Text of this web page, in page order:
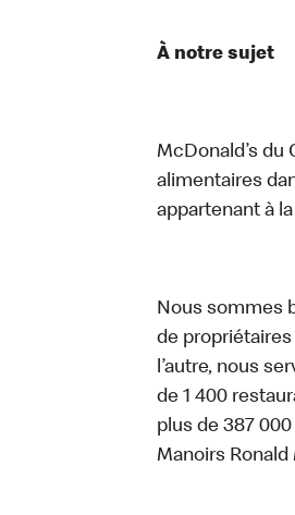
À notre sujet
McDonald’s du
alimentaires
appartenant à
Nous sommes
de
l’autre, nous
de 1 400
plus de 387
Manoirs Ronald